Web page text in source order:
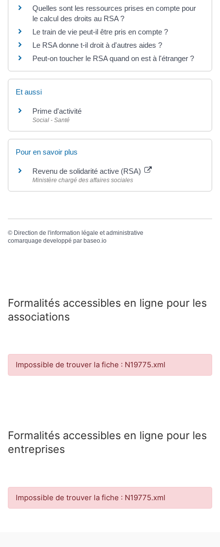
Quelles sont les ressources prises en compte pour
le calcul des droits au RSA ?
Le train de vie peut-il être pris en compte ?
Le RSA donne t-il droit à d'autres aides ?
Peut-on toucher le RSA quand on est à l'étranger ?
Et aussi
Prime d'activité
Social - Santé
Pour en savoir plus
Revenu de solidarité active (RSA)
Ministère chargé des affaires sociales
© Direction de l'information légale et administrative
comarquage developpé par baseo.io
Formalités accessibles en ligne pour les
associations
Impossible de trouver la fiche : N19775.xml
Formalités accessibles en ligne pour les
entreprises
Impossible de trouver la fiche : N19775.xml